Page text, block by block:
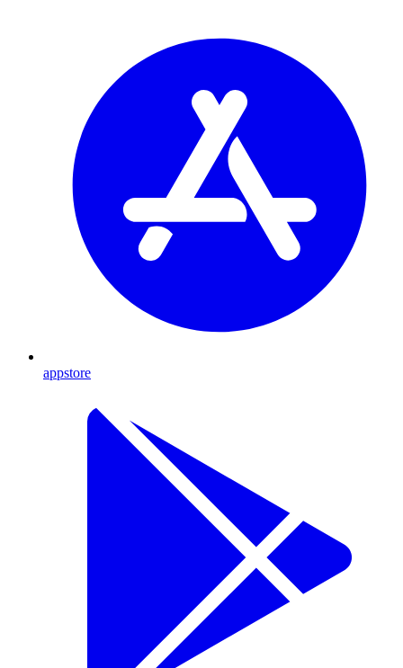
appstore